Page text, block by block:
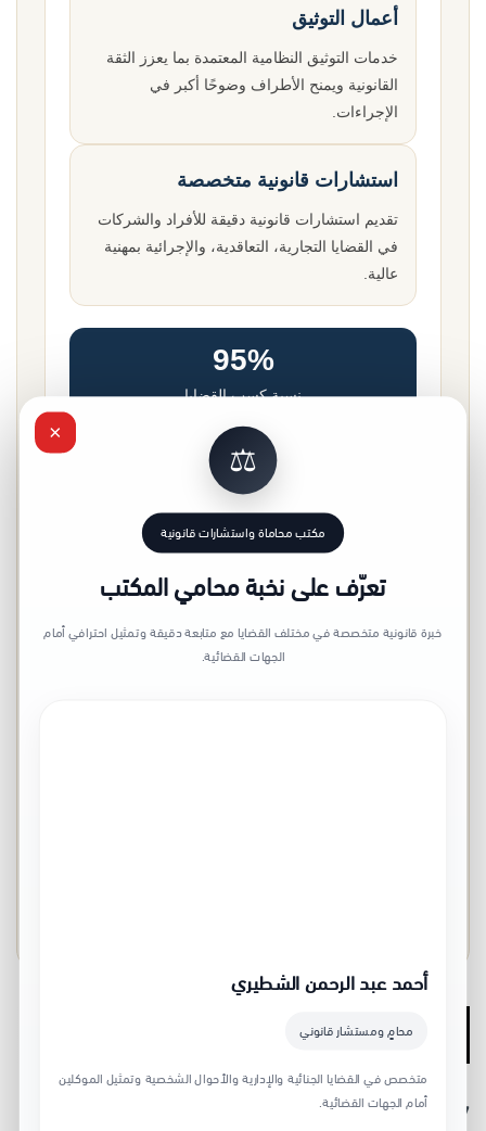
أعمال التوثيق
خدمات التوثيق النظامية المعتمدة بما يعزز الثقة
القانونية ويمنح الأطراف وضوحًا أكبر في
الإجراءات.
استشارات قانونية متخصصة
تقديم استشارات قانونية دقيقة للأفراد والشركات
في القضايا التجارية، التعاقدية، والإجرائية بمهنية
عالية.
95%
نسبة كسب القضايا
93%
سرعة إنجاز المعاملات
97%
رضا العملاء
7 حقوق قد تخسرها دون استشارة
×
⚖️
مكتب محاماة واستشارات قانونية
تعرّف على نخبة محامي المكتب
خبرة قانونية متخصصة في مختلف القضايا مع متابعة دقيقة وتمثيل احترافي أمام
الجهات القضائية.
أحمد عبد الرحمن الشطيري
محامٍ ومستشار قانوني
متخصص في القضايا الجنائية والإدارية والأحوال الشخصية وتمثيل الموكلين
أمام الجهات القضائية.